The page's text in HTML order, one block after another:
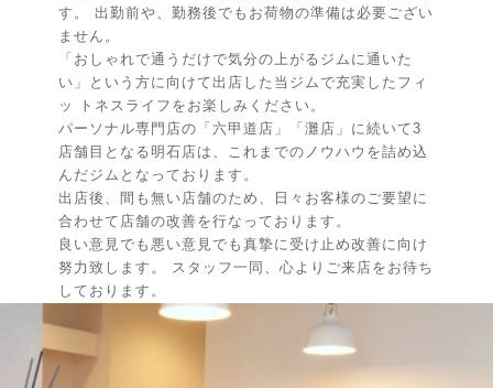
す。 出勤前や、勤務後でもお荷物の準備は必要ござい
ません。
「おしゃれで通うだけで気分の上がるジムに通いた
い」という方に向けて出店した当ジムで充実したフィ
ッ トネスライフをお楽しみください。
パーソナル専門店の「六甲道店」「灘店」に続いて3
店舗目となる明石店は、これまでのノウハウを詰め込
んだジムとなっております。
出店後、間も無い店舗のため、日々お客様のご要望に
合わせて店舗の改善を行なっております。
良い意見でも悪い意見でも真摯に受け止め改善に向け
努力致します。 スタッフ一同、心よりご来店をお待ち
しております。